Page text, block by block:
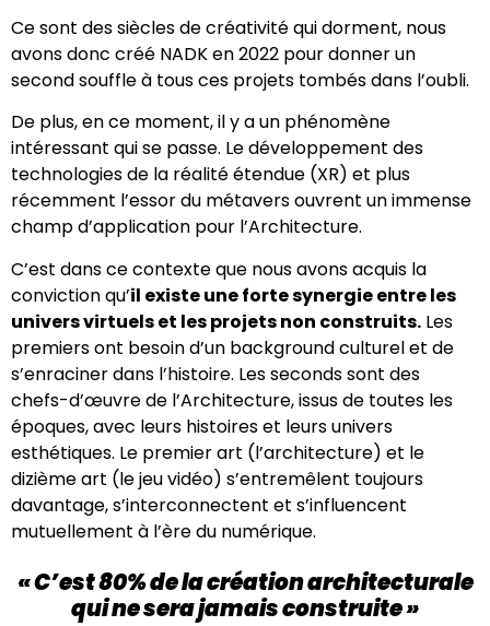
Ce sont des siècles de créativité qui dorment, nous
avons donc créé NADK en 2022 pour donner un
second souffle à tous ces projets tombés dans l’oubli.
De plus, en ce moment, il y a un phénomène
intéressant qui se passe. Le développement des
technologies de la réalité étendue (XR) et plus
récemment l’essor du métavers ouvrent un immense
champ d’application pour l’Architecture.
C’est dans ce contexte que nous avons acquis la
conviction qu’il existe une forte synergie entre les
univers virtuels et les projets non construits. Les
premiers ont besoin d’un background culturel et de
s’enraciner dans l’histoire. Les seconds sont des
chefs-d’œuvre de l’Architecture, issus de toutes les
époques, avec leurs histoires et leurs univers
esthétiques. Le premier art (l’architecture) et le
dizième art (le jeu vidéo) s’entremêlent toujours
davantage, s’interconnectent et s’influencent
mutuellement à l’ère du numérique.
« C’est 80% de la création architecturale
qui ne sera jamais construite »